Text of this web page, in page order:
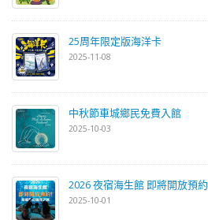
25周年限定版海洋卡
2025-11-08
中秋節車城鄉民免費入館
2025-10-03
2026 夜宿海生館 即將開放預約
2025-10-01